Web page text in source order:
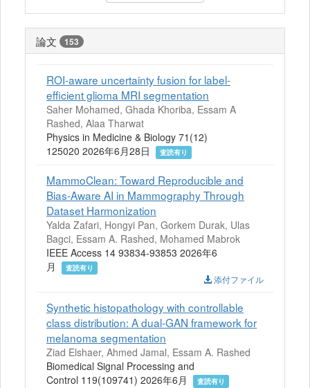
論文 153
ROI-aware uncertainty fusion for label-
efficient glioma MRI segmentation
Saher Mohamed, Ghada Khoriba, Essam A
Rashed, Alaa Tharwat
Physics in Medicine & Biology 71(12)
125020 2026年6月28日
査読有り
MammoClean: Toward Reproducible and
Bias-Aware AI in Mammography Through
Dataset Harmonization
Yalda Zafari, Hongyi Pan, Gorkem Durak, Ulas
Bagci, Essam A. Rashed, Mohamed Mabrok
IEEE Access 14 93834-93853 2026年6
月
査読有り
添付ファイル
Synthetic histopathology with controllable
class distribution: A dual-GAN framework for
melanoma segmentation
Ziad Elshaer, Ahmed Jamal, Essam A. Rashed
Biomedical Signal Processing and
Control 119(109741) 2026年6月
査読有り